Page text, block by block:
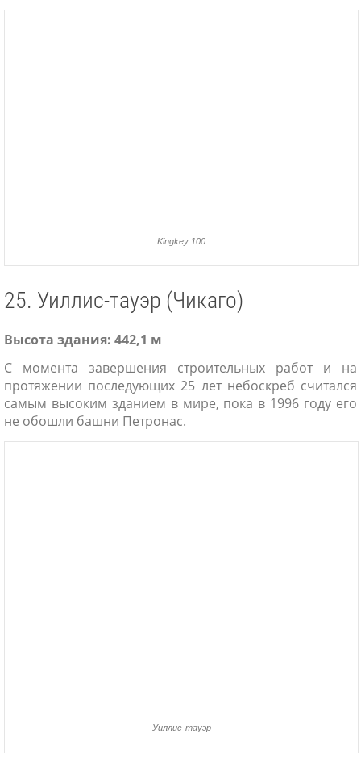
Kingkey 100
25. Уиллис-тауэр (Чикаго)
Высота здания: 442,1 м
С момента завершения строительных работ и на
протяжении последующих 25 лет небоскреб считался
самым высоким зданием в мире, пока в 1996 году его
не обошли башни Петронас.
Уиллис-тауэр